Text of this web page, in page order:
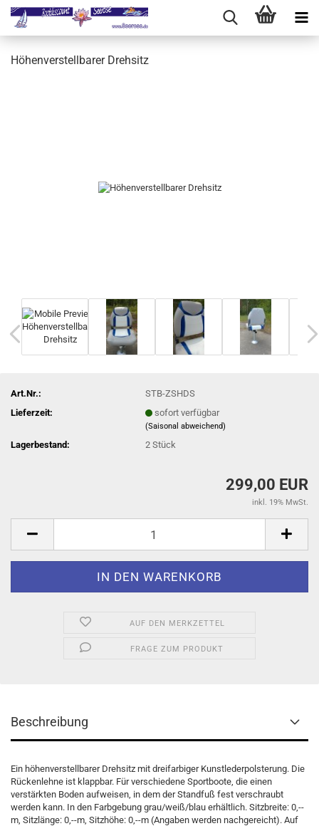
Höhenverstellbarer Drehsitz
Art.Nr.:
STB-ZSHDS
Lieferzeit:
sofort verfügbar
(Saisonal abweichend)
Lagerbestand: 2Stück
299,00 EUR
inkl. 19% MwSt.
AUF DEN MERKZETTEL
FRAGE ZUM PRODUKT
Beschreibung
Ein höhenverstellbarer Drehsitz mit dreifarbiger Kunstlederpolsterung. Die
Rückenlehne ist klappbar. Für verschiedene Sportboote, die einen
verstärkten Boden aufweisen, in dem der Standfuß fest verschraubt
werden kann. In den Farbgebung grau/weiß/blau erhältlich. Sitzbreite: 0,--
m, Sitzlänge: 0,--m, Sitzhöhe: 0,--m (Angaben werden nachgereicht). Auf